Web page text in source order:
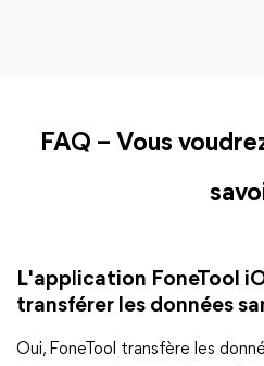
FAQ – Vous
L'application FoneTool
transférer les données
Oui, FoneTool transfère les